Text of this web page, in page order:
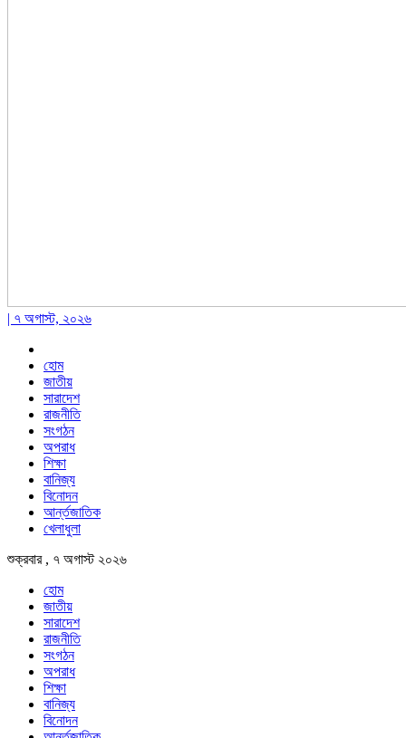
| ৭ অগাস্ট, ২০২৬
হোম
জাতীয়
সারাদেশ
রাজনীতি
সংগঠন
অপরাধ
শিক্ষা
বানিজ্য
বিনোদন
আর্ন্তজাতিক
খেলাধুলা
শুক্রবার , ৭ অগাস্ট ২০২৬
হোম
জাতীয়
সারাদেশ
রাজনীতি
সংগঠন
অপরাধ
শিক্ষা
বানিজ্য
বিনোদন